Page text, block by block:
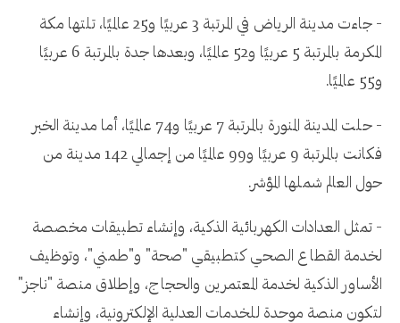
- جاءت مدينة الرياض في المرتبة 3 عربيًا و25 عالميًا، تلتها مكة
المكرمة بالمرتبة 5 عربيًا و52 عالميًا، وبعدها جدة بالمرتبة 6 عربيًا
و55 عالميًا.
- حلت المدينة المنورة بالمرتبة 7 عربيًا و74 عالميًا، أما مدينة الخبر
فكانت بالمرتبة 9 عربيًا و99 عالميًا من إجمالي 142 مدينة من
حول العالم شملها المؤشر.
- تمثل العدادات الكهربائية الذكية، وإنشاء تطبيقات مخصصة
لخدمة القطاع الصحي كتطبيقي "صحة" و"طمني"، وتوظيف
الأساور الذكية لخدمة المعتمرين والحجاج، وإطلاق منصة "ناجز"
لتكون منصة موحدة للخدمات العدلية الإلكترونية، وإنشاء